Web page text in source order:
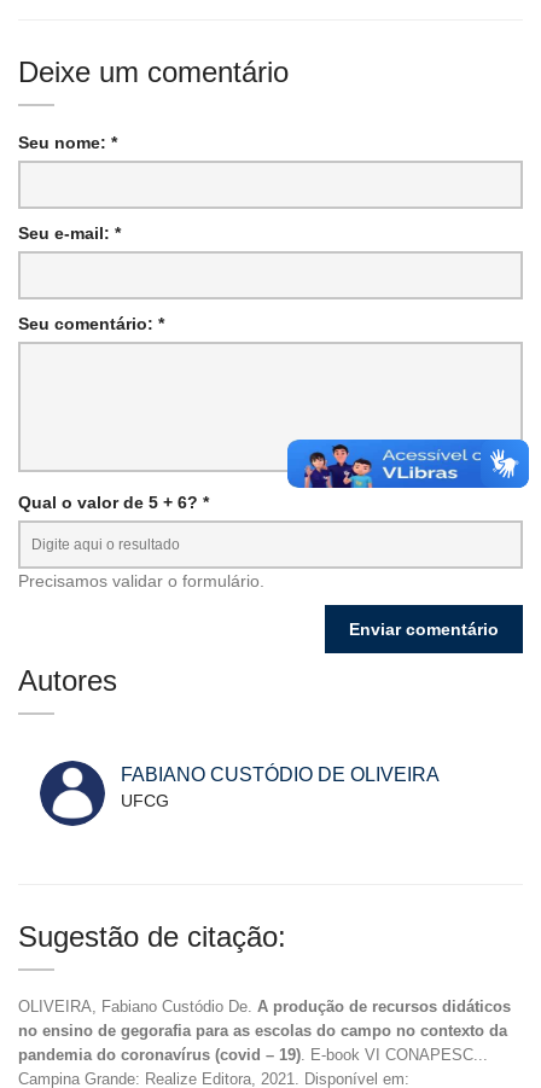
Deixe um comentário
Seu nome: *
Seu e-mail: *
Seu comentário: *
Qual o valor de 5 + 6? *
Precisamos validar o formulário.
Autores
FABIANO CUSTÓDIO DE OLIVEIRA
UFCG
Sugestão de citação:
OLIVEIRA, Fabiano Custódio De. A produção de recursos didáticos
no ensino de gegorafia para as escolas do campo no contexto da
pandemia do coronavírus (covid – 19) . E-book VI CONAPESC...
Campina Grande: Realize Editora, 2021. Disponível em: